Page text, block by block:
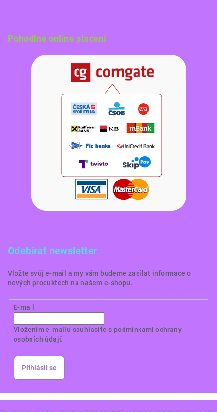
Pohodlné online placení
Odebírat newsletter
Vložte svůj e-mail a my vám budeme zasílat informace o
nových produktech na našem e-shopu.
E-mail
Vložením e-mailu souhlasíte s podmínkami ochrany
osobních údajů
Přihlásit se